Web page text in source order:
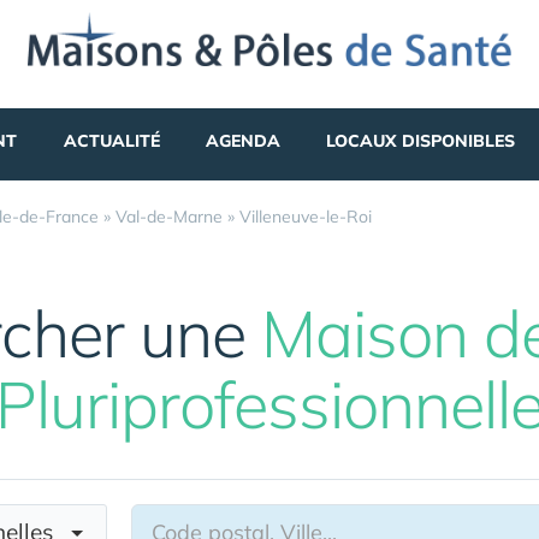
ACTUALITÉ AGENDA LOCAUX DISPONIBLES
de-France » Val-de-Marne » Villeneuve-le-Roi
une Maison